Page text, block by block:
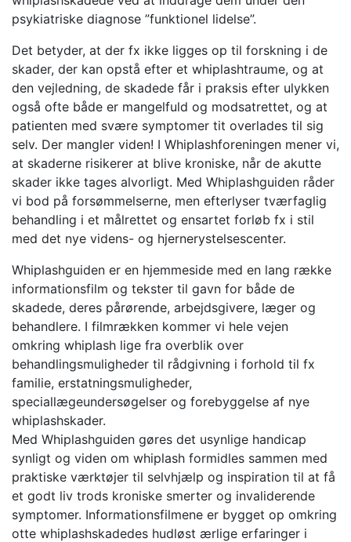
psykiatriske diagnose ”funktionel lidelse”.
Det betyder, at der fx ikke ligges op til forskning i de
skader, der kan opstå efter et whiplashtraume, og at
den vejledning, de skadede får i praksis efter ulykken
også ofte både er mangelfuld og modsatrettet, og at
patienten med svære symptomer tit overlades til sig
selv. Der mangler viden! I Whiplashforeningen mener vi,
at skaderne risikerer at blive kroniske, når de akutte
skader ikke tages alvorligt. Med Whiplashguiden råder
vi bod på forsømmelserne, men efterlyser tværfaglig
behandling i et målrettet og ensartet forløb fx i stil
med det nye videns- og hjernerystelsescenter.
Whiplashguiden er en hjemmeside med en lang række
informationsfilm og tekster til gavn for både de
skadede, deres pårørende, arbejdsgivere, læger og
behandlere. I filmrækken kommer vi hele vejen
omkring whiplash lige fra overblik over
behandlingsmuligheder til rådgivning i forhold til fx
familie, erstatningsmuligheder,
speciallægeundersøgelser og forebyggelse af nye
whiplashskader.
Med Whiplashguiden gøres det usynlige handicap
synligt og viden om whiplash formidles sammen med
praktiske værktøjer til selvhjælp og inspiration til at få
et godt liv trods kroniske smerter og invaliderende
symptomer. Informationsfilmene er bygget op omkring
otte whiplashskadedes hudløst ærlige erfaringer i